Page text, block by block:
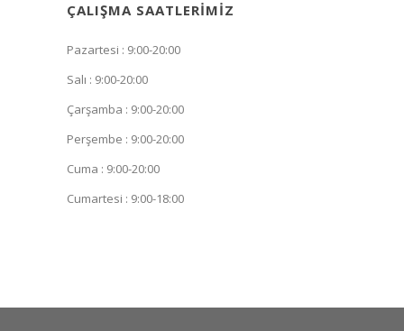
ÇALIŞMA SAATLERIMIZ
Pazartesi : 9:00-20:00
Salı : 9:00-20:00
Çarşamba : 9:00-20:00
Perşembe : 9:00-20:00
Cuma : 9:00-20:00
Cumartesi : 9:00-18:00